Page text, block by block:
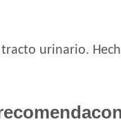
urinario.